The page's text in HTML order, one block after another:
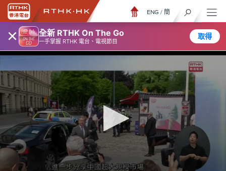
× 全新 RTHK On The Go
一手掌握 RTHK 電台、電視節目
取得
ENG / 簡